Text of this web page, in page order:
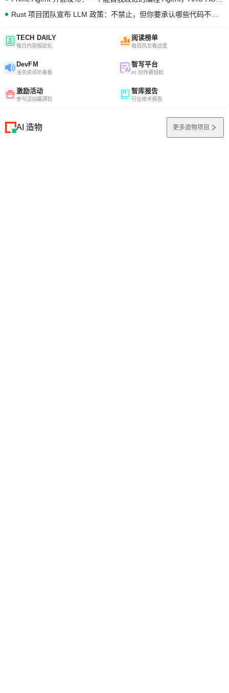
TECH DAILY
每日内容报纸化
阅读榜单
每周热文看这里
DevFM
当天资讯听着看
智写平台
AI 创作更轻松
激励活动
参与活动赢源石
智库报告
行业技术报告
AI 造物 更多造物项目